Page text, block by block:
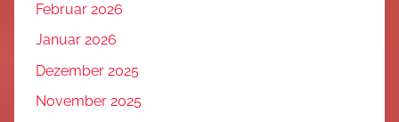
Februar 2026
Januar 2026
Dezember 2025
November 2025